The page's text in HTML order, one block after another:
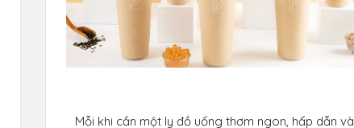
Mỗi khi cần một ly đồ uống thơm ngon, hấp dẫn và